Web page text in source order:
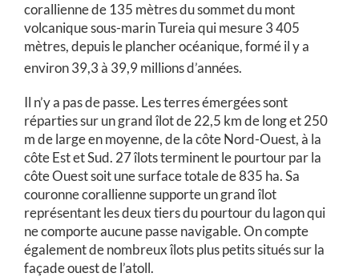
corallienne de 135 mètresdu sommet du mont
volcanique sous-marin Tureia qui mesure3 405
mètres, depuis le plancher océanique, formé il y a
environ 39,3 à 39,9 millions d’années.
Il n’y a pas de passe. Les terres émergées sont
réparties sur un grand îlot de 22,5 km de long et 250
m de large en moyenne, de la côte Nord-Ouest, à la
côte Est et Sud. 27 îlots terminent le pourtour par la
côte Ouest soit une surface totale de 835 ha. Sa
couronne corallienne supporte un grand îlot
représentant les deux tiers du pourtour du lagon qui
ne comporte aucune passe navigable. On compte
également de nombreux îlots plus petits situés sur la
façade ouest de l’atoll.